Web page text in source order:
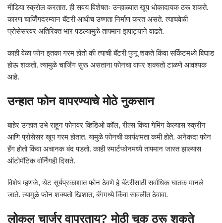
मीडिया स्क्रोल करतात. ही सवय विशेषतः उन्हाळ्यात खूप धोकादायक ठरू शकते.
कारण चार्जिंगदरम्यान बॅटरी आधीच उष्णता निर्माण करत असते. त्याचवेळी
प्रोसेसरवर अतिरिक्त भार पडल्यामुळे तापमान झपाट्याने वाढते.
काही वेळा फोन इतका गरम होतो की त्याची बॅटरी फुगू शकते किंवा सर्किटमध्ये बिघाड
होऊ शकतो. त्यामुळे चार्जिंग सुरू असताना फोनचा वापर शक्यतो टाळणे आवश्यक
आहे.
उन्हात फोन वापरण्याचे मोठे नुकसान
बाहेर उन्हात उभे राहून फोनवर व्हिडिओ कॉल, रील्स किंवा गेमिंग केल्यास स्क्रीन
आणि प्रोसेसर खूप गरम होतात. यामुळे फोनची कार्यक्षमता कमी होते. अनेकदा फोन
हँग होतो किंवा अचानक बंद पडतो. काही स्मार्टफोनमध्ये तापमान जास्त झाल्यास
ऑटोमॅटिक वॉर्निंगही दिसते.
विशेष म्हणजे, थेट सूर्यप्रकाशात फोन ठेवणे हे बॅटरीसाठी सर्वाधिक घातक मानले
जाते. त्यामुळे फोन शक्यतो खिशात, बॅगमध्ये किंवा सावलीत ठेवावा.
लोकल चार्जर वापरताय? मोठी चूक ठरू शकते